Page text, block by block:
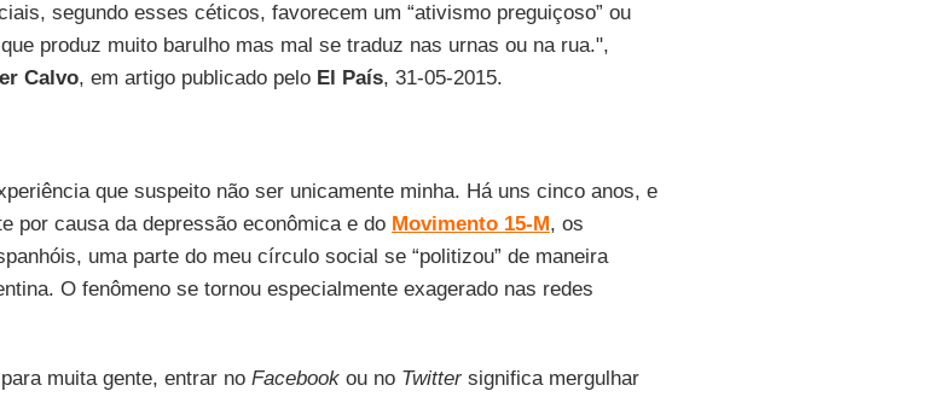
segundo esses céticos, favorecem um “ativismo preguiçoso” ou
produz muito barulho mas mal se traduz nas urnas ou na rua.",
Calvo, em artigo publicado pelo El País, 31-05-2015.
que suspeito não ser unicamente minha. Há uns cinco anos, e
por causa da depressão econômica e do Movimento 15-M, os
uma parte do meu círculo social se “politizou” de maneira
O fenômeno se tornou especialmente exagerado nas redes
muita gente, entrar no Facebookou no Twittersignifica mergulhar